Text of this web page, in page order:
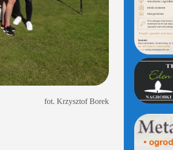
fot. Krzysztof Borek